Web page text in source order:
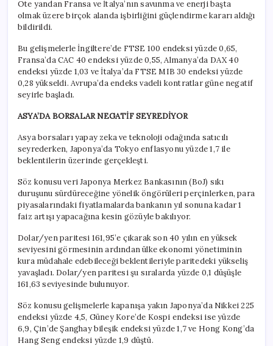
Öte yandan Fransa ve İtalya’nın savunma ve enerji başta
olmak üzere birçok alanda işbirliğini güçlendirme kararı aldığı
bildirildi.
Bu gelişmelerle İngiltere’de FTSE 100 endeksi yüzde 0,65,
Fransa’da CAC 40 endeksi yüzde 0,55, Almanya’da DAX 40
endeksi yüzde 1,03 ve İtalya’da FTSE MIB 30 endeksi yüzde
0,28 yükseldi. Avrupa’da endeks vadeli kontratlar güne negatif
seyirle başladı.
ASYA’DA BORSALAR NEGATİF SEYREDİYOR
Asya borsaları yapay zeka ve teknoloji odağında satıcılı
seyrederken, Japonya’da Tokyo enflasyonu yüzde 1,7 ile
beklentilerin üzerinde gerçekleşti.
Söz konusu veri Japonya Merkez Bankasının (BoJ) sıkı
duruşunu sürdüreceğine yönelik öngörüleri perçinlerken, para
piyasalarındaki fiyatlamalarda bankanın yıl sonuna kadar 1
faiz artışı yapacağına kesin gözüyle bakılıyor.
Dolar/yen paritesi 161,95’e çıkarak son 40 yılın en yüksek
seviyesini görmesinin ardından ülke ekonomi yönetiminin
kura müdahale edebileceği beklentileriyle paritedeki yükseliş
yavaşladı. Dolar/yen paritesi şu sıralarda yüzde 0,1 düşüşle
161,63 seviyesinde bulunuyor.
Söz konusu gelişmelerle kapanışa yakın Japonya’da Nikkei 225
endeksi yüzde 4,5, Güney Kore’de Kospi endeksi ise yüzde
6,9, Çin’de Şanghay bileşik endeksi yüzde 1,7 ve Hong Kong’da
Hang Seng endeksi yüzde 1,9 düştü.